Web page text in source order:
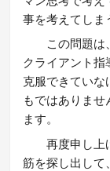
事を考えてしま
この問題は
クライアント
克服できていな
もではありま
ます。
再度申し上
筋を探し出して